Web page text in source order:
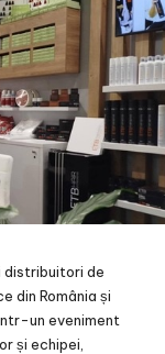
distribuitori de
din România și
un eveniment
și echipei,